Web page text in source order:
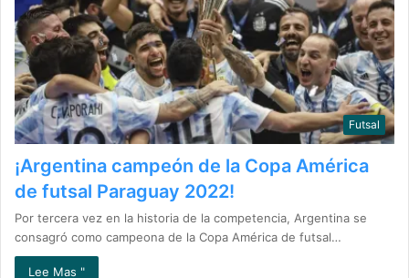
Futsal
¡Argentina campeón de la Copa América
de futsal Paraguay 2022!
Por tercera vez en la historia de la competencia, Argentina se
consagró como campeona de la Copa América de futsal…
Lee Mas "